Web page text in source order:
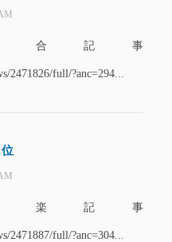
合記事
2471826/full/?anc=294...
楽記事
2471887/full/?anc=304...